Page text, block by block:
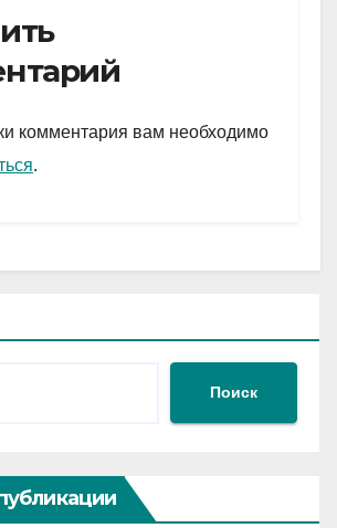
er
s
A
p
и
комментария вам необходимо
.
Поиск